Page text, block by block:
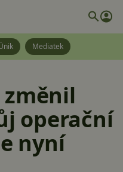
Mediatek
operační
nyní